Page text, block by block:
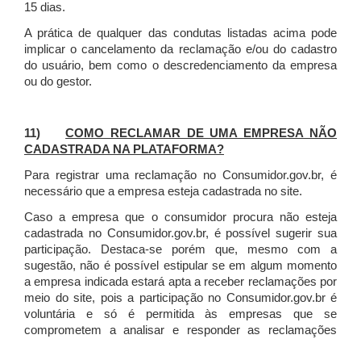
15 dias.
A prática de qualquer das condutas listadas acima pode
implicar o cancelamento da reclamação e/ou do cadastro
do usuário, bem como o descredenciamento da empresa
ou do gestor.
11)COMO RECLAMAR DE UMA EMPRESA NÃO
CADASTRADA NA PLATAFORMA?
Para registrar uma reclamação no Consumidor.gov.br, é
necessário que a empresa esteja cadastrada no site.
Caso a empresa que o consumidor procura não esteja
cadastrada no Consumidor.gov.br, é possível sugerir sua
participação. Destaca-se porém que, mesmo com a
sugestão, não é possível estipular se em algum momento
a empresa indicada estará apta a receber reclamações por
meio do site, pois a participação no Consumidor.gov.br é
voluntária e só é permitida às empresas que se
comprometem a analisar e responder as reclamações